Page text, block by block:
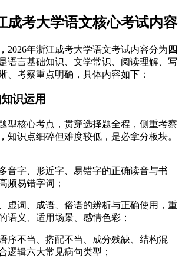
成考大学语文核心考试内容
2026年浙江成考大学语文考试内容分为 四
语言基础知识、文学常识、阅读理解、写
、考察重点明确，具体内容如下：
识运用
型核心考点，贯穿选择题全程，侧重考察
知识点细碎但难度较低，是必拿分板块。
音字、形近字、易错字的正确读音与书
频易错字词；
虚词、成语、俗语的辨析与正确使用，重
语义、适用场景、感情色彩；
序不当、搭配不当、成分残缺、结构混
逻辑六大常见病句类型；